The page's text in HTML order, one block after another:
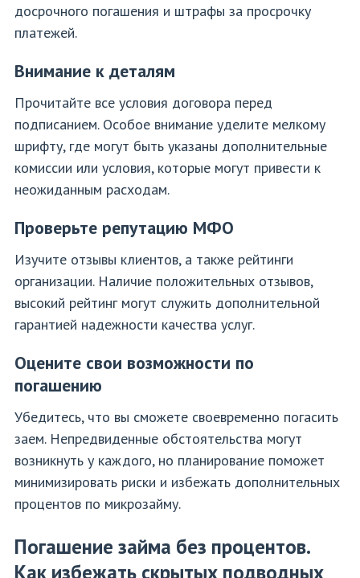
досрочного погашения и штрафы за просрочку
платежей.
Внимание к деталям
Прочитайте все условия договора перед
подписанием. Особое внимание уделите мелкому
шрифту, где могут быть указаны дополнительные
комиссии или условия, которые могут привести к
неожиданным расходам.
Проверьте репутацию МФО
Изучите отзывы клиентов, а также рейтинги
организации. Наличие положительных отзывов,
высокий рейтинг могут служить дополнительной
гарантией надежности качества услуг.
Оцените свои возможности по
погашению
Убедитесь, что вы сможете своевременно погасить
заем. Непредвиденные обстоятельства могут
возникнуть у каждого, но планирование поможет
минимизировать риски и избежать дополнительных
процентов по микрозайму.
Погашение займа без процентов.
Как избежать скрытых подводных